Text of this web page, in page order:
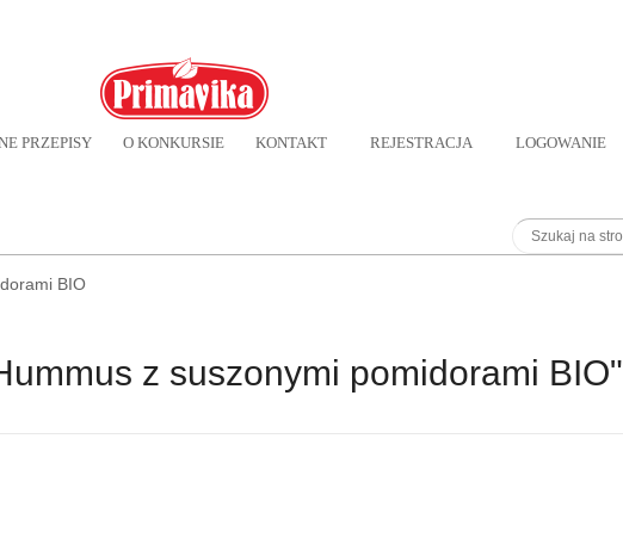
PRZEPISY O KONKURSIE KONTAKT REJESTRACJA LOGOWANIE
BIO
z suszonymi pomidorami BIO"